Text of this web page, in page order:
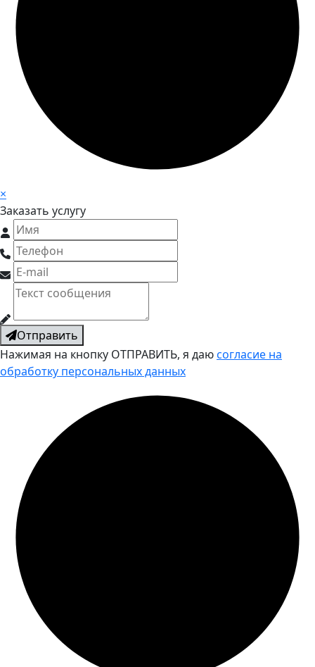
×
Заказать услугу
Отправить
Нажимая на кнопку ОТПРАВИТЬ, я даюсогласие на
обработку персональных данных